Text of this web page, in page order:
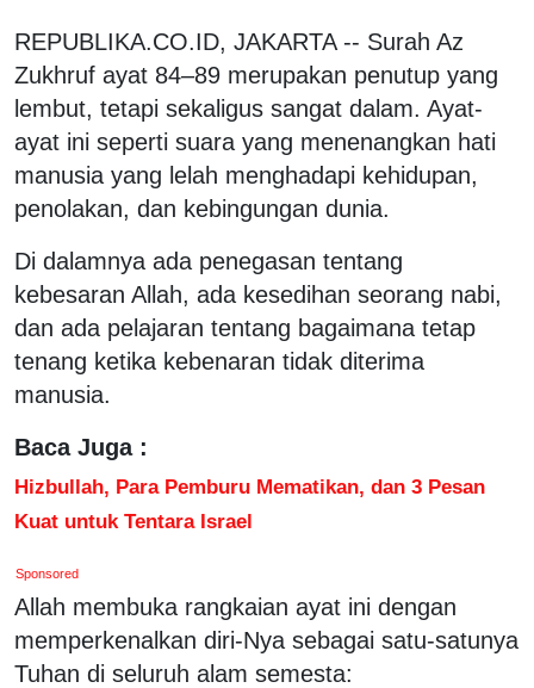
REPUBLIKA.CO.ID, JAKARTA -- Surah Az
Zukhruf ayat 84–89 merupakan penutup yang
lembut, tetapi sekaligus sangat dalam. Ayat-
ayat ini seperti suara yang menenangkan hati
manusia yang lelah menghadapi kehidupan,
penolakan, dan kebingungan dunia.
Di dalamnya ada penegasan tentang
kebesaran Allah, ada kesedihan seorang nabi,
dan ada pelajaran tentang bagaimana tetap
tenang ketika kebenaran tidak diterima
manusia.
Baca Juga :
Hizbullah, Para Pemburu Mematikan, dan 3 Pesan
Kuat untuk Tentara Israel
Sponsored
Allah membuka rangkaian ayat ini dengan
memperkenalkan diri-Nya sebagai satu-satunya
Tuhan di seluruh alam semesta: